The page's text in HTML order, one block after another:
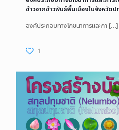
ข้าวจากข้าวพันธ์พื้นเมืองในจังหวัดป
องค์ประกอบทางโภชนาการและกา […]
1